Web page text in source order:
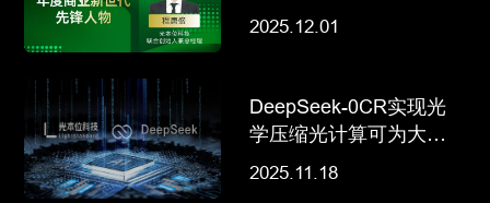
商业之王”年度商业新世
2025.12.01
DeepSeek-0CR实现光
学压缩光计算可为大模
型“减负
2025.11.18